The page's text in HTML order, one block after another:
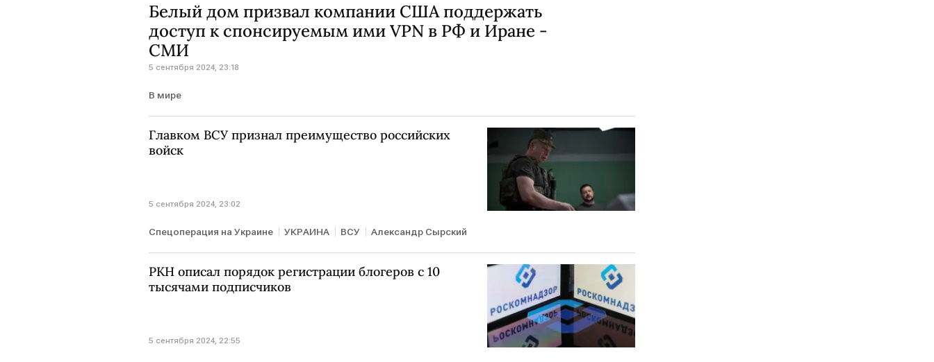
Белый дом призвал компании США поддержать
доступ к спонсируемым ими VPN в РФ и Иране -
СМИ
5 сентября 2024, 23:18
В мире
Главком ВСУ признал преимущество российских
войск
5 сентября 2024, 23:02
Спецоперация на Украине УКРАИНА ВСУ Александр Сырский
РКН описал порядок регистрации блогеров с 10
тысячами подписчиков
5 сентября 2024, 22:55